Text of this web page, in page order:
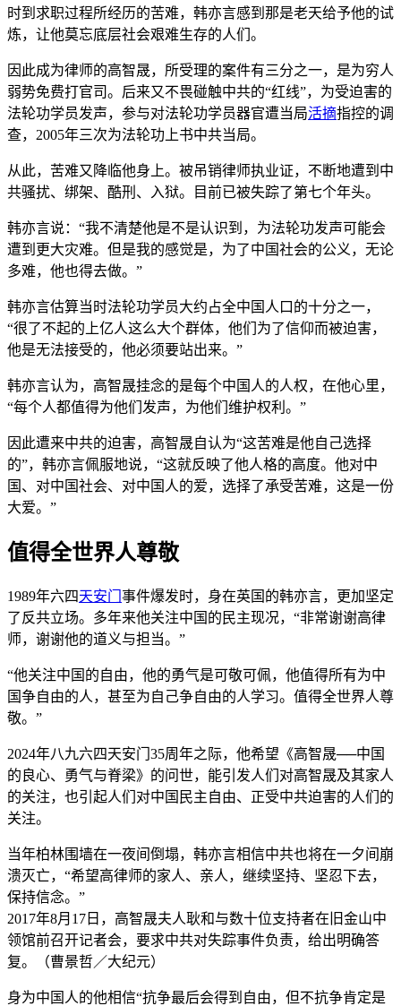
时到求职过程所经历的苦难，韩亦言感到那是老天给予他的试
炼，让他莫忘底层社会艰难生存的人们。
因此成为律师的高智晟，所受理的案件有三分之一，是为穷人
弱势免费打官司。后来又不畏碰触中共的“红线”，为受迫害的
法轮功学员发声，参与对法轮功学员器官遭当局活摘指控的调
查，2005年三次为法轮功上书中共当局。
从此，苦难又降临他身上。被吊销律师执业证，不断地遭到中
共骚扰、绑架、酷刑、入狱。目前已被失踪了第七个年头。
韩亦言说：“我不清楚他是不是认识到，为法轮功发声可能会
遭到更大灾难。但是我的感觉是，为了中国社会的公义，无论
多难，他也得去做。”
韩亦言估算当时法轮功学员大约占全中国人口的十分之一，
“很了不起的上亿人这么大个群体，他们为了信仰而被迫害，
他是无法接受的，他必须要站出来。”
韩亦言认为，高智晟挂念的是每个中国人的人权，在他心里，
“每个人都值得为他们发声，为他们维护权利。”
因此遭来中共的迫害，高智晟自认为“这苦难是他自己选择
的”，韩亦言佩服地说，“这就反映了他人格的高度。他对中
国、对中国社会、对中国人的爱，选择了承受苦难，这是一份
大爱。”
值得全世界人尊敬
1989年六四天安门 事件爆发时，身在英国的韩亦言，更加坚定
了反共立场。多年来他关注中国的民主现况，“非常谢谢高律
师，谢谢他的道义与担当。”
“他关注中国的自由，他的勇气是可敬可佩，他值得所有为中
国争自由的人，甚至为自己争自由的人学习。值得全世界人尊
敬。”
2024年八九六四天安门35周年之际，他希望《高智晟──中国
的良心、勇气与脊梁》的问世，能引发人们对高智晟及其家人
的关注，也引起人们对中国民主自由、正受中共迫害的人们的
关注。
当年柏林围墙在一夜间倒塌，韩亦言相信中共也将在一夕间崩
溃灭亡，“希望高律师的家人、亲人，继续坚持、坚忍下去，
保持信念。”
2017年8月17日，高智晟夫人耿和与数十位支持者在旧金山中
领馆前召开记者会，要求中共对失踪事件负责，给出明确答
复。（曹景哲／大纪元）
身为中国人的他相信“抗争最后会得到自由，但不抗争肯定是